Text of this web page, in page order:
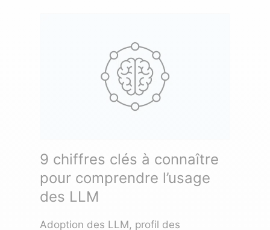
9 chiffres clés à connaître
pour comprendre l’usage
des LLM
Adoption des LLM, profil des